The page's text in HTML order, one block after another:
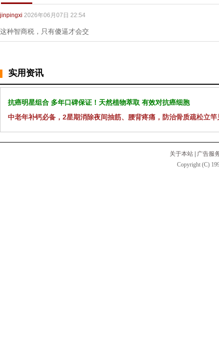
jinpingxi 2026年06月07日 22:54
这种智商税，只有傻逼才会交
实用资讯
抗癌明星组合 多年口碑保证！天然植物萃取 有效对抗癌细胞
中老年补钙必备，2星期消除夜间抽筋、腰背疼痛，防治骨质疏松立竿
关于本站
广告服
Copyright (C)